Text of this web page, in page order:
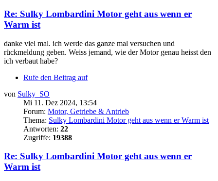
Re: Sulky Lombardini Motor geht aus wenn er
Warm ist
danke viel mal. ich werde das ganze mal versuchen und
rückmeldung geben. Weiss jemand, wie der Motor genau heisst den
ich verbaut habe?
Rufe den Beitrag auf
von Sulky_SO
Mi 11. Dez 2024, 13:54
Forum: Motor, Getriebe & Antrieb
Thema: Sulky Lombardini Motor geht aus wenn er Warm ist
Antworten: 22
Zugriffe: 19388
Re: Sulky Lombardini Motor geht aus wenn er
Warm ist